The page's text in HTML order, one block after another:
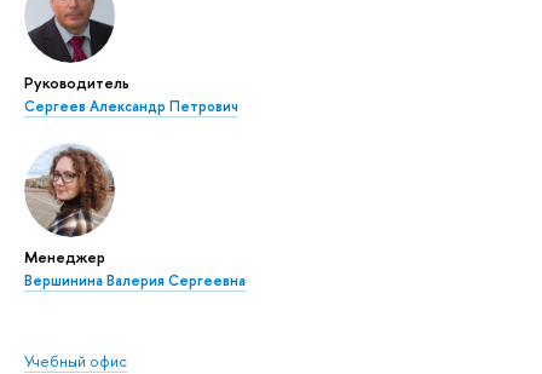
Руководитель
Сергеев Александр Петрович
Менеджер
Вершинина Валерия Сергеевна
Учебный офис